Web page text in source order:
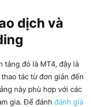
dịch và
tảng đó là MT4, đây là
tác từ đơn giản đến
này phù hợp với các
gia. Để đánh đánh giá